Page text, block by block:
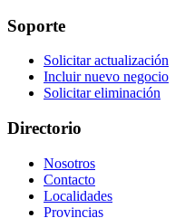
Soporte
Solicitar actualización
Incluir nuevo negocio
Solicitar eliminación
Directorio
Nosotros
Contacto
Localidades
Provincias